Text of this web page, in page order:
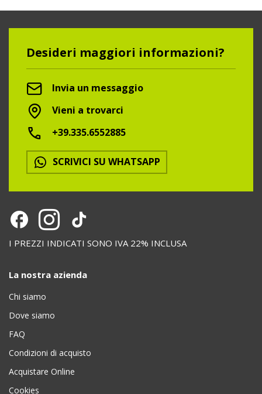
Desideri maggiori informazioni?
Invia un messaggio
Vieni a trovarci
+39.335.6552885
SCRIVICI SU WHATSAPP
I PREZZI INDICATI SONO IVA 22% INCLUSA
La nostra azienda
Chi siamo
Dove siamo
FAQ
Condizioni di acquisto
Acquistare Online
Cookies